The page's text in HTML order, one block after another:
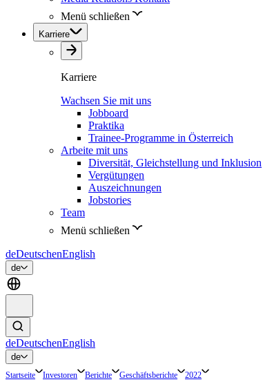
Menü schließen
Karriere
Karriere
Wachsen Sie mit uns
Jobboard
Praktika
Trainee-Programme in Österreich
Arbeite mit uns
Diversität, Gleichstellung und Inklusion
Vergütungen
Auszeichnungen
Jobstories
Team
Menü schließen
deDeutschenEnglish
de
deDeutschenEnglish
de
Startseite Investoren Berichte Geschäftsberichte 2022